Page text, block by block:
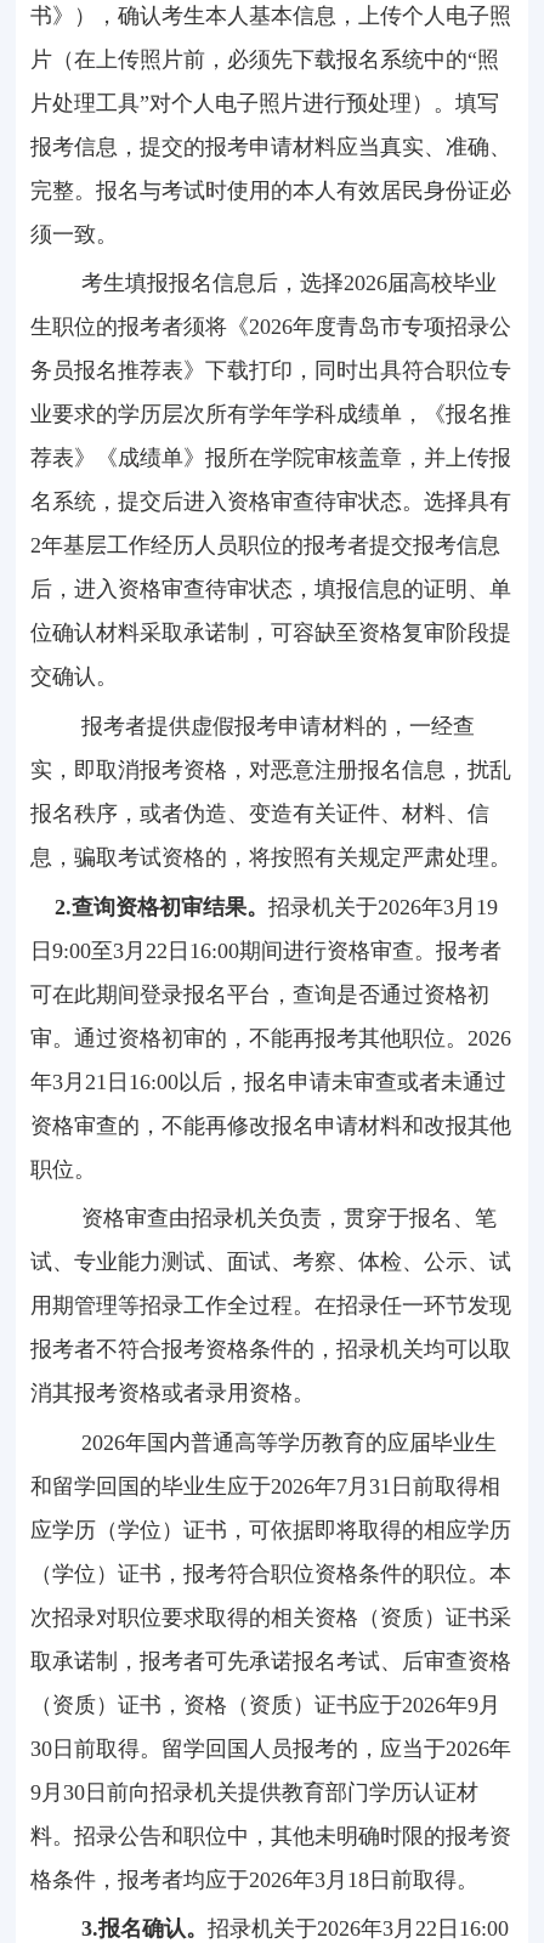
书》），确认考生本人基本信息，上传个人电子照
片（在上传照片前，必须先下载报名系统中的“照
片处理工具”对个人电子照片进行预处理）。填写
报考信息，提交的报考申请材料应当真实、准确、
完整。报名与考试时使用的本人有效居民身份证必
须一致。
考生填报报名信息后，选择2026届高校毕业
生职位的报考者须将《2026年度青岛市专项招录公
务员报名推荐表》下载打印，同时出具符合职位专
业要求的学历层次所有学年学科成绩单，《报名推
荐表》《成绩单》报所在学院审核盖章，并上传报
名系统，提交后进入资格审查待审状态。选择具有
2年基层工作经历人员职位的报考者提交报考信息
后，进入资格审查待审状态，填报信息的证明、单
位确认材料采取承诺制，可容缺至资格复审阶段提
交确认。
报考者提供虚假报考申请材料的，一经查
实，即取消报考资格，对恶意注册报名信息，扰乱
报名秩序，或者伪造、变造有关证件、材料、信
息，骗取考试资格的，将按照有关规定严肃处理。
2.查询资格初审结果。 招录机关于2026年3月 19
日9:00至3月 22 日 16:00期间进行资格审查。报考者
可在此期间登录报名平台，查询是否通过资格初
审。通过资格初审的，不能再报考其他职位。 2026
年3月 21 日 16:00以后，报名申请未审查或者未通过
资格审查的，不能再修改报名申请材料和改报其他
职位。
资格审查由招录机关负责，贯穿于报名、笔
试、专业能力测试、面试、考察、体检、公示、试
用期管理等招录工作全过程。在招录任一环节发现
报考者不符合报考资格条件的，招录机关均可以取
消其报考资格或者录用资格。
2026年国内普通高等学历教育的应届毕业生
和留学回国的毕业生应于2026年7月 31 日前取得相
应学历（学位）证书，可依据即将取得的相应学历
（学位）证书，报考符合职位资格条件的职位。本
次招录对职位要求取得的相关资格（资质）证书采
取承诺制，报考者可先承诺报名考试、后审查资格
（资质）证书，资格（资质）证书应于2026年9月
30日前取得。留学回国人员报考的，应当于2026年
9月 30日前向招录机关提供教育部门学历认证材
料。招录公告和职位中，其他未明确时限的报考资
格条件，报考者均应于2026年3月 18日前取得。
3.报名确认。招录机关于2026年3月22 日 16:00